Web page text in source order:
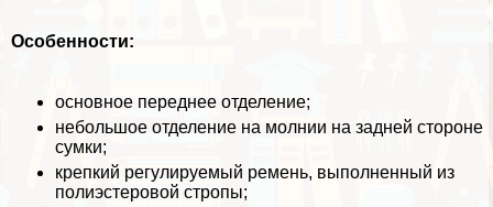
Особенности:
основное переднее отделение;
небольшое отделение на молнии на задней стороне
сумки;
крепкий регулируемый ремень, выполненный из
полиэстеровой стропы;